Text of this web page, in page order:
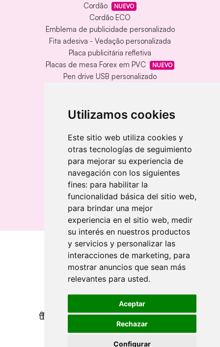
Utilizamos cookies
Este sitio web utiliza cookies y
otras tecnologías de seguimiento
para mejorar su experiencia de
navegación con los siguientes
fines: para habilitar la
funcionalidad básica del sitio web,
para brindar una mejor
experiencia en el sitio web, medir
su interés en nuestros productos
y servicios y personalizar las
interacciones de marketing, para
mostrar anuncios que sean más
relevantes para usted.
Aceptar
Rechazar
Configurar
Cordão NUEVO
Cordão ECO
Emblema de publicidade personalizado
Fita adesiva - Vedação personalizada
Placa publicitária refletiva
Placas de mesa Forex em PVC
NUEVO
Pen drive USB personalizado
Chaveiro redondo em madeira e metal
Chaveiro retangular em madeira clara
Banderolas
Bandeiras publicitárias
Bandeiras publicitárias
Bandeiras publicitárias
Quem somos
Revendedores
Revendedores
Impressão sustentável
Impressão sustentável
Nós recompensamos sua lealdade
Nós recompensamos sua lealdade
Ajuda
Ajuda